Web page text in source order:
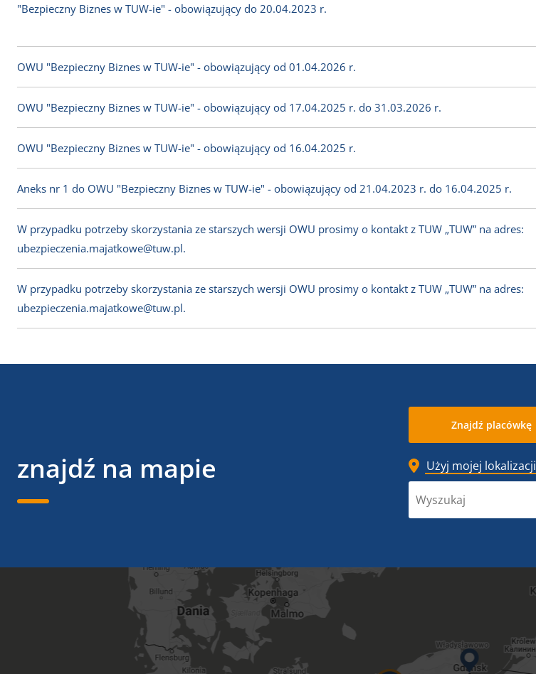
"Bezpieczny Biznes w TUW-ie" - obowiązujący do 20.04.2023 r.
OWU "Bezpieczny Biznes w TUW-ie" - obowiązujący od 01.04.2026 r.
OWU "Bezpieczny Biznes w TUW-ie" - obowiązujący od 17.04.2025 r. do 31.03.2026 r.
OWU "Bezpieczny Biznes w TUW-ie" - obowiązujący od 16.04.2025 r.
Aneks nr 1 do OWU "Bezpieczny Biznes w TUW-ie" - obowiązujący od 21.04.2023 r. do 16.04.2025 r.
W przypadku potrzeby skorzystania ze starszych wersji OWU prosimy o kontakt z TUW „TUW” na adres:
ubezpieczenia.majatkowe@tuw.pl.
W przypadku potrzeby skorzystania ze starszych wersji OWU prosimy o kontakt z TUW „TUW” na adres:
ubezpieczenia.majatkowe@tuw.pl.
znajdź na mapie
Znajdź placówkę
Użyj mojej lokalizacji